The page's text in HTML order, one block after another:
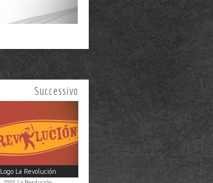
Successivo
Logo La Revolución